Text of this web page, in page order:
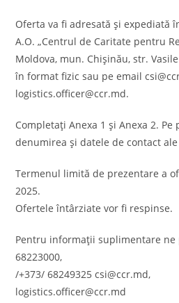
Oferta va fi adresată şi expediată
A.O. „Centrul de Caritate pentru
Moldova, mun. Chișinău, str.
în format fizic sau pe email
logistics.officer@ccr.md.
Completați Anexa 1 și Anexa 2. Pe
denumirea și datele de contact
Termenul limită de prezentare a
2025.
Ofertele întârziate vor fi respinse.
Pentru informații suplimentare ne
68223000,
/+373/ 68249325 csi@ccr.md,
logistics.officer@ccr.md